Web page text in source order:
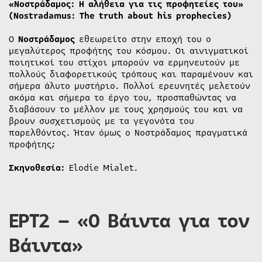
«Νοστράδαμος: Η αλήθεια για τις προφητείες του»
(Nostradamus: The truth about his prophecies)
Ο Νοστράδαμος εθεωρείτο στην εποχή του ο
μεγαλύτερος προφήτης του κόσμου. Οι αινιγματικοί
ποιητικοί του στίχοι μπορούν να ερμηνευτούν με
πολλούς διαφορετικούς τρόπους και παραμένουν και
σήμερα άλυτο μυστήριο. Πολλοί ερευνητές μελετούν
ακόμα και σήμερα το έργο του, προσπαθώντας να
διαβάσουν το μέλλον με τους χρησμούς του και να
βρουν συσχετισμούς με τα γεγονότα του
παρελθόντος. Ήταν όμως ο Νοστράδαμος πραγματικά
προφήτης;
Σκηνοθεσία: Elodie Mialet.
ΕΡΤ2 – «Ο Βάιντα για τον
Βάιντα»